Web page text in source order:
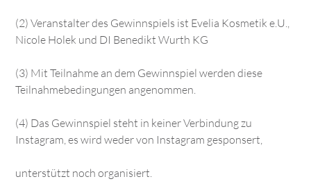
(2) Veranstalter des Gewinnspiels ist Evelia Kosmetik e.U.,
Nicole Holek und DI Benedikt Wurth KG
(3) Mit Teilnahme an dem Gewinnspiel werden diese
Teilnahmebedingungen angenommen.
(4) Das Gewinnspiel steht in keiner Verbindung zu
Instagram, es wird weder von Instagram gesponsert,
unterstützt noch organisiert.